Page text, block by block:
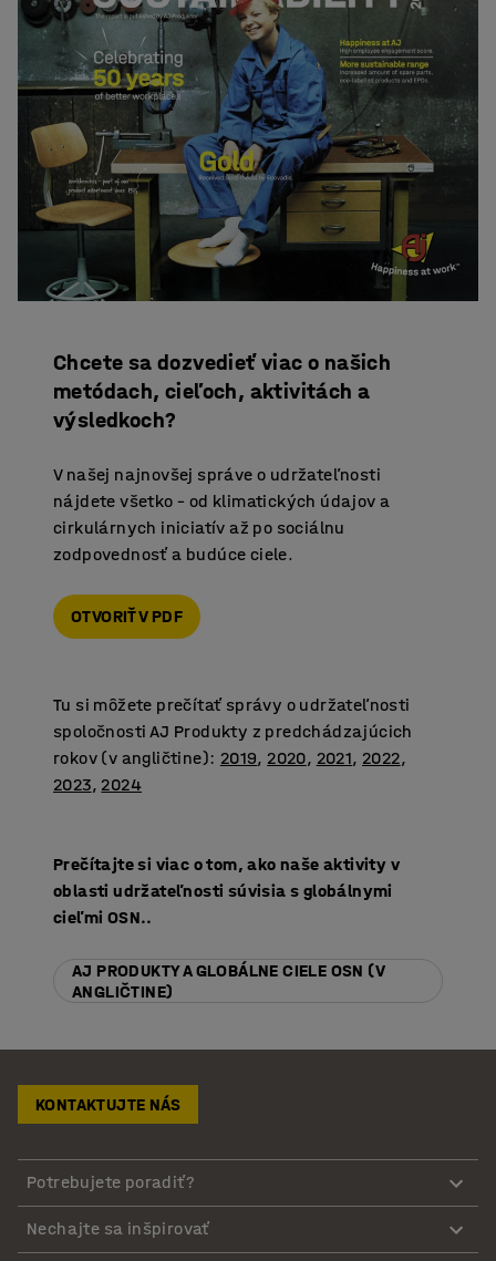
Chcete sa dozvedieť viac o našich
metódach, cieľoch, aktivitách a
výsledkoch?
V našej najnovšej správe o udržateľnosti
nájdete všetko – od klimatických údajov a
cirkulárnych iniciatív až po sociálnu
zodpovednosť a budúce ciele.
OTVORIŤ V PDF
Tu si môžete prečítať správy o udržateľnosti
spoločnosti AJ Produkty z predchádzajúcich
rokov (v angličtine): 2019, 2020, 2021, 2022,
2023, 2024
Prečítajte si viac o tom, ako naše aktivity v
oblasti udržateľnosti súvisia s globálnymi
cieľmi OSN..
AJ PRODUKTY A GLOBÁLNE CIELE OSN (V
ANGLIČTINE)
KONTAKTUJTE NÁS
Potrebujete poradiť?
Nechajte sa inšpirovať